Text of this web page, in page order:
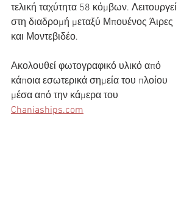
τελική ταχύτητα 58 κόμβων. Λειτουργεί
στη διαδρομή μεταξύ Μπουένος Άιρες
και Μοντεβιδέο.
Ακολουθεί φωτογραφικό υλικό από
κάποια εσωτερικά σημεία του πλοίου
μέσα από την κάμερα του
Chaniaships.com